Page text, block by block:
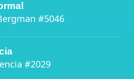
#5046
#2029